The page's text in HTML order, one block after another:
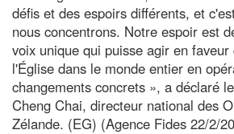
défis et des espoirs différents, et
nous concentrons. Notre espoir est
voix unique qui puisse agir en
l'Église dans le monde entier en
changements concrets », a déclaré
Cheng Chai, directeur national des
Zélande. (EG) (Agence Fides 22/2/